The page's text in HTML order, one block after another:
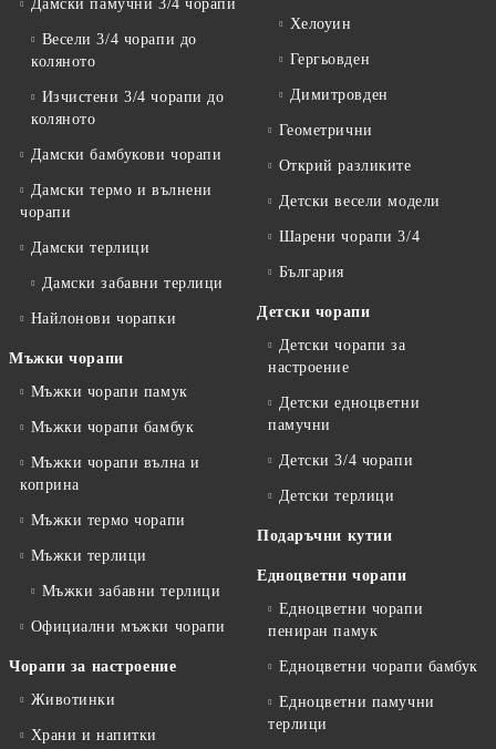
Дамски памучни 3/4 чорапи
Весели 3/4 чорапи до
коляното
Изчистени 3/4 чорапи до
коляното
Дамски бамбукови чорапи
Дамски термо и вълнени
чорапи
Дамски терлици
Дамски забавни терлици
Найлонови чорапки
Мъжки чорапи
Мъжки чорапи памук
Мъжки чорапи бамбук
Мъжки чорапи вълна и
коприна
Мъжки термо чорапи
Мъжки терлици
Мъжки забавни терлици
Официални мъжки чорапи
Чорапи за настроение
Животинки
Храни и напитки
Хелоуин
Гергьовден
Димитровден
Геометрични
Открий разликите
Детски весели модели
Шарени чорапи 3/4
България
Детски чорапи
Детски чорапи за
настроение
Детски едноцветни
памучни
Детски 3/4 чорапи
Детски терлици
Подаръчни кутии
Едноцветни чорапи
Едноцветни чорапи
пениран памук
Едноцветни чорапи бамбук
Едноцветни памучни
терлици